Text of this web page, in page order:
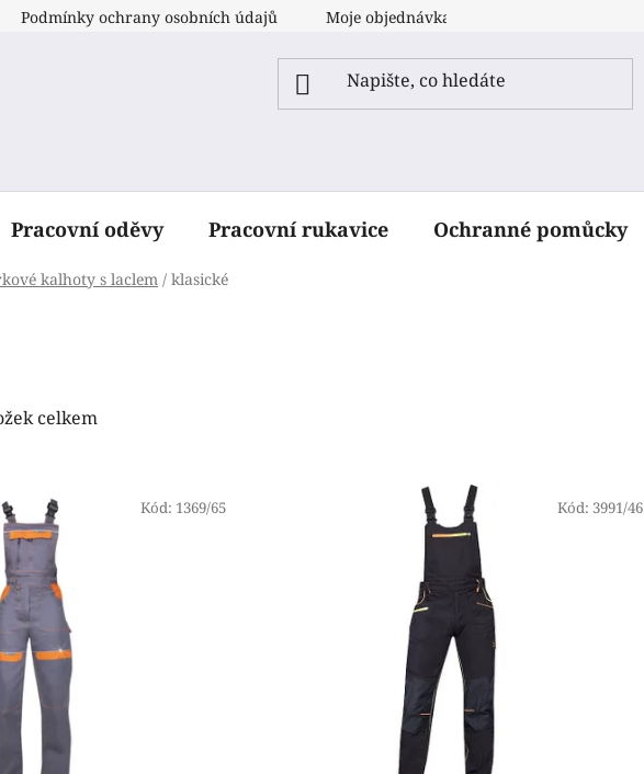
Podmínky ochrany osobních údajů Moje objednávka
Pracovní oděvy Pracovní rukavice Ochranné pomůcky
kalhoty s laclem / klasické
celkem
Kód: 1369/65 Kód: 3991/46